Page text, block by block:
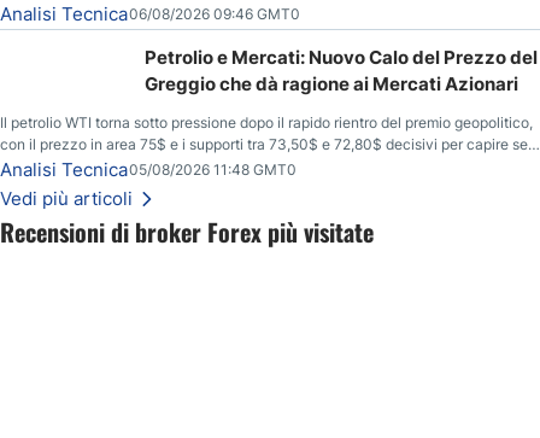
Recensioni di broker Forex più visitate
USA ed elezioni di medio termine.
Analisi Tecnica06/08/2026 09:46 GMT0
Petrolio e Mercati: Nuovo Calo del Prezzo del
Greggio che dà ragione ai Mercati Azionari
Il petrolio WTI torna sotto pressione dopo il rapido rientro del premio geopolitico,
con il prezzo in area 75$ e i supporti tra 73,50$ e 72,80$ decisivi per capire se il
ribasso potrà estendersi verso quota 70$.
Analisi Tecnica05/08/2026 11:48 GMT0
Vedi più articoli